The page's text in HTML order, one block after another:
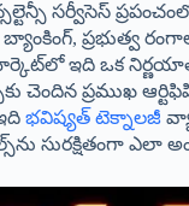
సర్వీసెస్
ప్రభుత్వ
ఇది ఒక
చెందిన ప్రముఖ
భవిష్యత్ టెక్నాలజీ
సురక్షితంగా